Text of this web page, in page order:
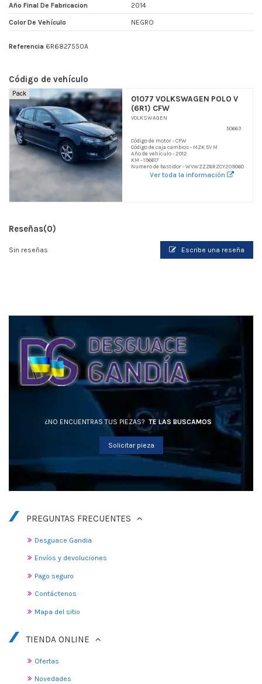
Año Final De Fabricacion 2014
Color De Vehículo NEGRO
Referencia 6R6827550A
Código de vehículo
Pack
01077 VOLKSWAGEN POLO V
(6R1) CFW
VOLKSWAGEN
50663
Código de motor - CFW
Código de caja cambios - MZK 5V M
Año de vehículo - 2012
KM - 196617
Numero de bastidor - WVWZZZ6RZCY209060
Ver toda la información
Reseñas(0)
Sin reseñas Escribe una reseña
¿NO ENCUENTRAS TUS PIEZAS? TE LAS BUSCAMOS
Solicitar pieza
PREGUNTAS FRECUENTES
Desguace Gandia
Envíos y devoluciones
Pago seguro
Contáctenos
Mapa del sitio
TIENDA ONLINE
Ofertas
Novedades